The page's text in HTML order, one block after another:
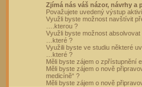
Zjímá nás váš názor, návrhy
Považujete uvedený výstup
Využli byste možnost navštívit
….kterou ?
Využli byste možnost
…které ?
Využili byste ve studiu některé
…které ?
Měli byste zájem o zpřístupnění
Měli byste zájem o nově
medicíně“ ?
Měli byste zájem o nově